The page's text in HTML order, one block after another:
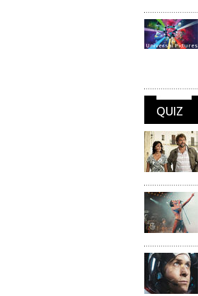
Universal Pictures
QUIZ